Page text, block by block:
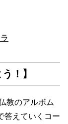
！】
教のアルボム
答えていくコー